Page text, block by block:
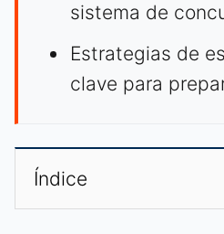
sistema de
Estrategias de
clave para
Índice